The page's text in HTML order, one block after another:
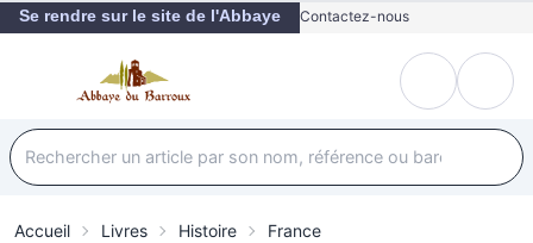
Se rendre sur le site de l'Abbaye Contactez-nous
Accueil Livres Histoire France